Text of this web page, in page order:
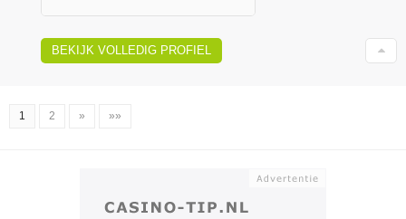
BEKIJK VOLLEDIG PROFIEL
1 2 » »»